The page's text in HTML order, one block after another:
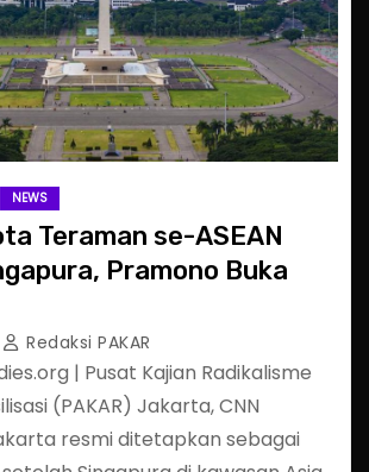
NEWS
Teraman se-ASEAN
Pramono Buka
Redaksi PAKAR
| Pusat Kajian Radikalisme
(PAKAR) Jakarta, CNN
resmi ditetapkan sebagai